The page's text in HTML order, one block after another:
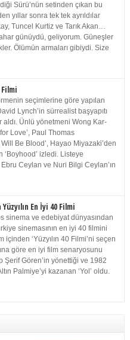
Sürü’nün setinden çıkan bu
yıllar sonra tek tek ayrıldılar
Tuncel Kurtiz ve Tarık Akan…
günüydü, geliyorum. Güneşler
Ölümün armaları gibiydi. Size
Filmi
seçimlerine göre yapılan
Lynch’in sürrealist başyapıtı
aldı. Ünlü yönetmeni Wong Kar-
Love’, Paul Thomas
Be Blood’, Hayao Miyazaki’den
‘Boyhood’ izledi. Listeye
Ceylan ve Nuri Bilgi Ceylan’ın
En İyi 40 Filmi
sinema ve edebiyat dünyasından
sinemasının en iyi 40 filmini
içinden ‘Yüzyılın 40 Filmi’ni seçen
göre en iyi film senaryosunu
Şerif Gören’in yönettiği ve 1982
Palmiye’yi kazanan ‘Yol’ oldu.